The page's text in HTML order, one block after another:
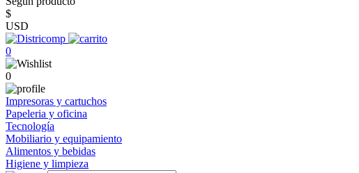
$
USD
0
0
Impresoras y cartuchos
Papeleria y oficina
Tecnología
Mobiliario y equipamiento
Alimentos y bebidas
Higiene y limpieza